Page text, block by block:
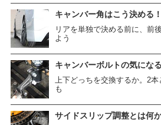
キャンバー角はこう決める！
リアを単独で決める前に、前
よう
キャンバーボルトの気にな
上下どっちを交換するか。2
も
サイドスリップ調整とは何